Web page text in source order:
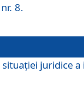
8.
situației juridice